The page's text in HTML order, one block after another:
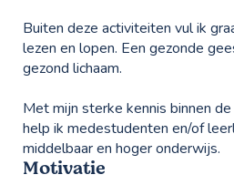
Buiten deze activiteiten vul ik
lezen en lopen. Een gezonde
gezond lichaam.
Met mijn sterke kennis binnen
help ik medestudenten en/of
middelbaar en hoger onderwijs.
Motivatie